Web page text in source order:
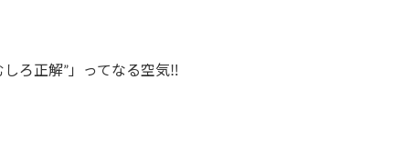
ろ正解”」ってなる空気‼️